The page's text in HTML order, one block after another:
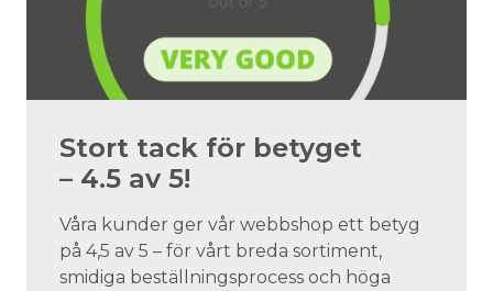
Stort tack för betyget
– 4.5 av 5!
Våra kunder ger vår webbshop ett betyg
på 4,5 av 5 – för vårt breda sortiment,
smidiga beställningsprocess och höga